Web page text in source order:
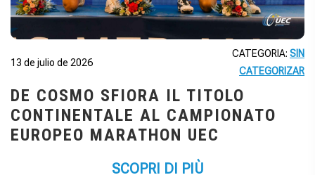
13 de julio de 2026
CATEGORIA: SIN
CATEGORIZAR
DE COSMO SFIORA IL TITOLO
CONTINENTALE AL CAMPIONATO
EUROPEO MARATHON UEC
SCOPRI DI PIÙ